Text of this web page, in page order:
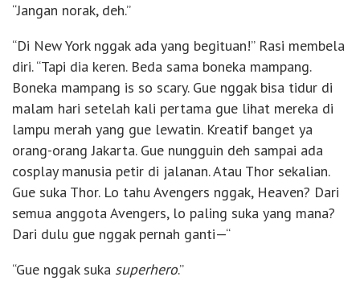
“Jangan norak, deh.”
“Di New York nggak ada yang begituan!” Rasi membela
diri. “Tapi dia keren. Beda sama boneka mampang.
Boneka mampang is so scary. Gue nggak bisa tidur di
malam hari setelah kali pertama gue lihat mereka di
lampu merah yang gue lewatin. Kreatif banget ya
orang-orang Jakarta. Gue nungguin deh sampai ada
cosplay manusia petir di jalanan. Atau Thor sekalian.
Gue suka Thor. Lo tahu Avengers nggak, Heaven? Dari
semua anggota Avengers, lo paling suka yang mana?
Dari dulu gue nggak pernah ganti—“
“Gue nggak suka superhero.”